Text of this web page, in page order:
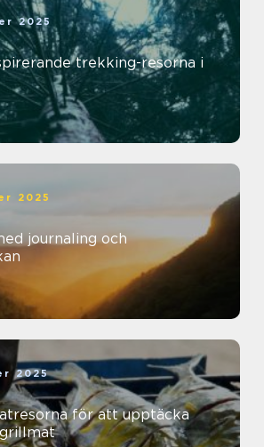
2025
trekking-resorna i
2025
journaling och
2025
för att upptäcka